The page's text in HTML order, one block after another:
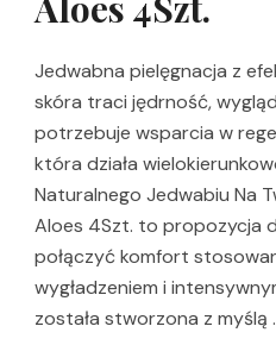
Jedwabna pielęgnacja z
skóra traci jędrność,
potrzebuje wsparcia w
która działa
Naturalnego Jedwabiu Na
Aloes 4Szt. to propozycja
połączyć komfort
wygładzeniem i
została stworzona z myślą